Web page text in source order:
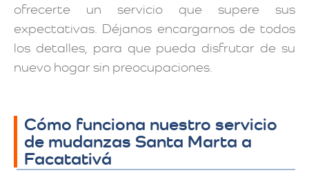
ofrecerte un servicio que supere sus
expectativas. Déjanos encargarnos de todos
los detalles, para que pueda disfrutar de su
nuevo hogar sin preocupaciones.
Cómo funciona nuestro servicio
de mudanzas Santa Marta a
Facatativá